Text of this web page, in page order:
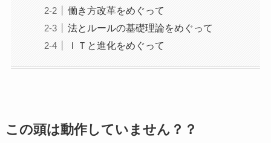
働き方改革をめぐって
法とルールの基礎理論をめぐって
ＩＴと進化をめぐって
この頭は動作していません？？